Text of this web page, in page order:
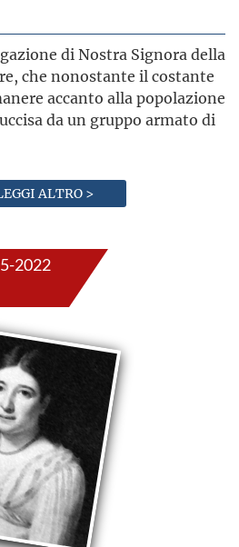
di Nostra Signora della
che nonostante il costante
accanto alla popolazione
da un gruppo armato di
ALTRO >
2022